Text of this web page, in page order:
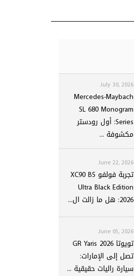
July 30, 2026
Mercedes-Maybach
SL 680 Monogram
Series: أول رودستر
مكشوفة ...
June 22, 2026
تجربة فولفو XC90 B5
Ultra Black Edition
2026: هل ما زالت ال...
June 05, 2026
تويوتا GR Yaris 2026
تصل إلى الإمارات:
سيارة راليات حقيقية ...